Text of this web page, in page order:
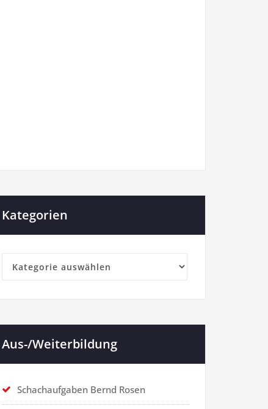
Kategorien
Kategorien
Aus-/Weiterbildung
Schachaufgaben Bernd Rosen